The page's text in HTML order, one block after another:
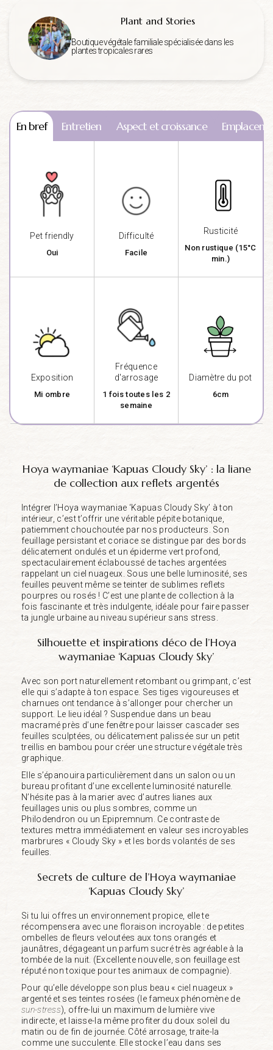
Plant and Stories
Boutique végétale familiale spécialisée dans les
plantes tropicales rares
En bref Entretien Aspect et croissance
Pet friendly
Oui
Difficulté
Facile
Rusticité
Non rustique (15°C
min.)
Exposition
Mi ombre
Fréquence
d'arrosage
1 fois toutes les 2
semaine
Diamètre du pot
6cm
Hoya waymaniae ‘Kapuas Cloudy Sky’ : la liane
de collection aux reflets argentés
Intégrer l’Hoya waymaniae ‘Kapuas Cloudy Sky’ à ton
intérieur, c’est t’offrir une véritable pépite botanique,
patiemment chouchoutée par nos producteurs. Son
feuillage persistant et coriace se distingue par des bords
délicatement ondulés et un épiderme vert profond,
spectaculairement éclaboussé de taches argentées
rappelant un ciel nuageux. Sous une belle luminosité, ses
feuilles peuvent même se teinter de sublimes reflets
pourpres ou rosés ! C’est une plante de collection à la
fois fascinante et très indulgente, idéale pour faire passer
ta jungle urbaine au niveau supérieur sans stress.
Silhouette et inspirations déco de l’Hoya
waymaniae ‘Kapuas Cloudy Sky’
Avec son port naturellement retombant ou grimpant, c’est
elle qui s’adapte à ton espace. Ses tiges vigoureuses et
charnues ont tendance à s’allonger pour chercher un
support. Le lieu idéal ? Suspendue dans un beau
macramé près d’une fenêtre pour laisser cascader ses
feuilles sculptées, ou délicatement palissée sur un petit
treillis en bambou pour créer une structure végétale très
graphique.
Elle s’épanouira particulièrement dans un salon ou un
bureau profitant d’une excellente luminosité naturelle.
N’hésite pas à la marier avec d’autres lianes aux
feuillages unis ou plus sombres, comme un
Philodendron ou un Epipremnum. Ce contraste de
textures mettra immédiatement en valeur ses incroyables
marbrures « Cloudy Sky » et les bords volantés de ses
feuilles.
Secrets de culture de l’Hoya waymaniae
‘Kapuas Cloudy Sky’
Si tu lui offres un environnement propice, elle te
récompensera avec une floraison incroyable : de petites
ombelles de fleurs veloutées aux tons orangés et
jaunâtres, dégageant un parfum sucré très agréable à la
tombée de la nuit. (Excellente nouvelle, son feuillage est
réputé non toxique pour tes animaux de compagnie).
Pour qu’elle développe son plus beau « ciel nuageux »
argenté et ses teintes rosées (le fameux phénomène de
sun-stress), offre-lui un maximum de lumière vive
indirecte, et laisse-la même profiter du doux soleil du
matin ou de fin de journée. Côté arrosage, traite-la
comme une succulente. Elle stocke l’eau dans ses